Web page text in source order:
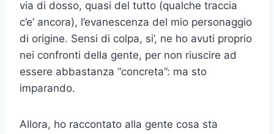
via di dosso, quasi del tutto (qualche traccia
c’e’ ancora), l’evanescenza del mio personaggio
di origine. Sensi di colpa, si’, ne ho avuti proprio
nei confronti della gente, per non riuscire ad
essere abbastanza “concreta”: ma sto
imparando.
Allora, ho raccontato alla gente cosa sta